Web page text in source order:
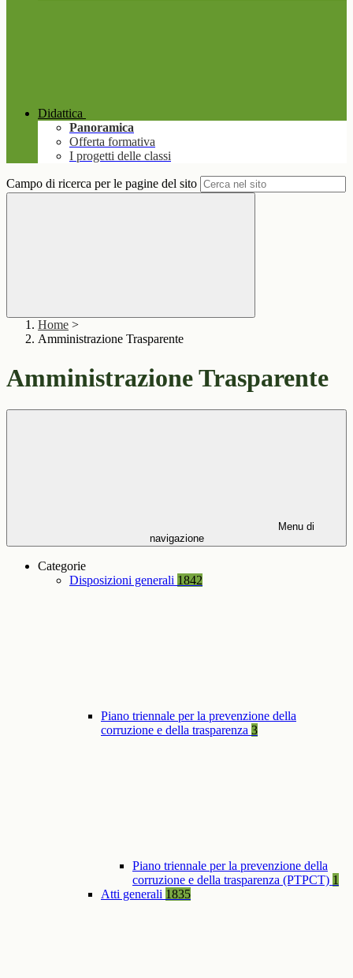
Didattica
Panoramica
Offerta formativa
I progetti delle classi
Campo di ricerca per le pagine del sito
Home >
Amministrazione Trasparente
Amministrazione Trasparente
Menu di
navigazione
Categorie
Disposizioni generali 1842
Piano triennale per la prevenzione della
corruzione e della trasparenza 3
Piano triennale per la prevenzione della
corruzione e della trasparenza (PTPCT) 1
Atti generali 1835